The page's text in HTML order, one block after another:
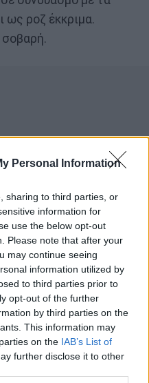
Personal Information
sharing to third parties, or
information for
use the below opt-out
Please note that after your
may continue seeing
information utilized by
to third parties prior to
opt-out of the further
by third parties on the
This information may
on the IAB’s List of
further disclose it to other
ως ροζ έκκριμα.
σοβαρή.